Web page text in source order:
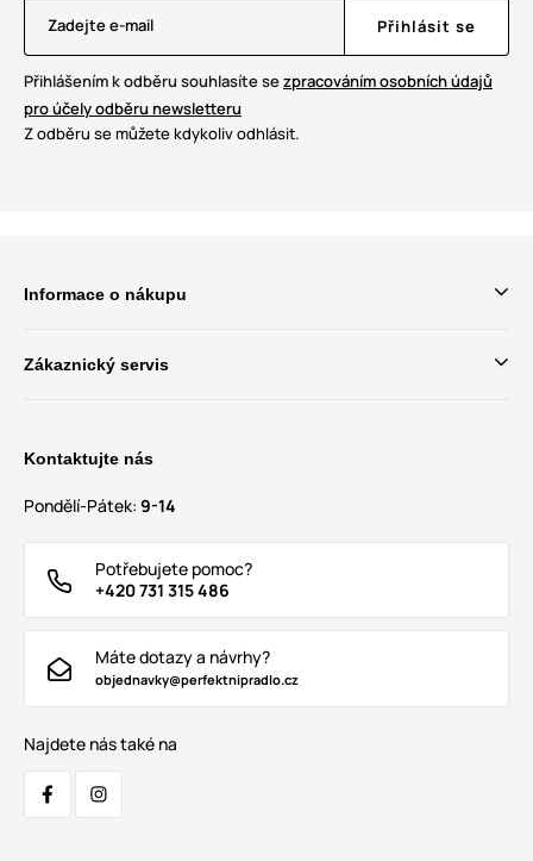
Zadejte e-mail Přihlásit se
Přihlášením k odběru souhlasíte sezpracováním osobních údajů
pro účely odběru newsletteru
Z odběru se můžete kdykoliv odhlásit.
Informace o nákupu
Zákaznický servis
Kontaktujte nás
Pondělí-Pátek: 9-14
Potřebujete pomoc?
+420 731 315 486
Máte dotazy a návrhy?
objednavky@perfektnipradlo.cz
Najdete nás také na